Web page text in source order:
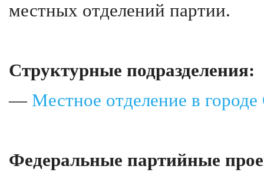
местных отделений партии.
Структурные подразделения:
— Местное отделение в
Федеральные партийные